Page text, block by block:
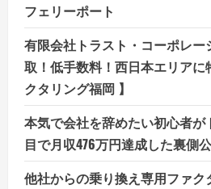
フェリーポート
有限会社トラスト・コーポレー
取！低手数料！西日本エリア
クタリング福岡 】
本気で会社を辞めたい初心者が
目で月収476万円達成した裏側
他社からの乗り換え専用ファ